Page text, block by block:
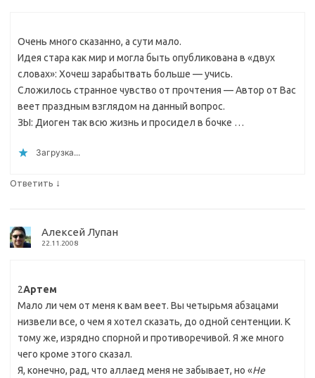
Очень много сказанно, а сути мало.
Идея стара как мир и могла быть опубликована в «двух
словах»: Хочеш зарабытвать больше — учись.
Сложилось странное чувство от прочтения — Автор от Вас
веет праздным взглядом на данный вопрос.
ЗЫ: Диоген так всю жизнь и просидел в бочке …
Загрузка...
Ответить ↓
Алексей Лупан
22.11.2008
2Артем
Мало ли чем от меня к вам веет. Вы четырьмя абзацами
низвели все, о чем я хотел сказать, до одной сентенции. К
тому же, изрядно спорной и противоречивой. Я же много
чего кроме этого сказал.
Я, конечно, рад, что аллаед меня не забывает, но «Не